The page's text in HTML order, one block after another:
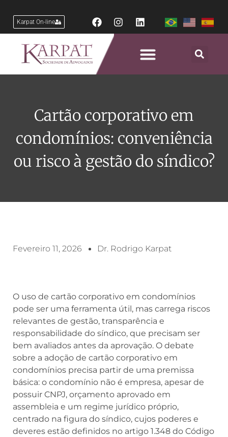
Karpat On-line
Cartão corporativo em
condomínios: conveniência
ou risco à gestão do síndico?
Fevereiro 11, 2026 Dr. Rodrigo Karpat
O uso de cartão corporativo em condomínios
pode ser uma ferramenta útil, mas carrega riscos
relevantes de gestão, transparência e
responsabilidade do síndico, que precisam ser
bem avaliados antes da aprovação. O debate
sobre a adoção de cartão corporativo em
condomínios precisa partir de uma premissa
básica: o condomínio não é empresa, apesar de
possuir CNPJ, orçamento aprovado em
assembleia e um regime jurídico próprio,
centrado na figura do síndico, cujos poderes e
deveres estão definidos no artigo 1.348 do Código